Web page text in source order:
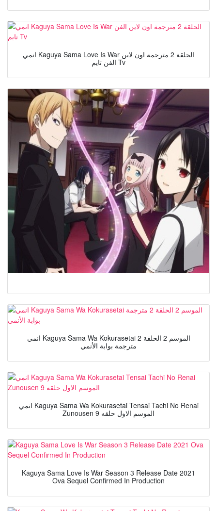
انمي Kaguya Sama Love Is War الحلقة 2 مترجمة اون لاين
الفن تايم Tv
انمي Kaguya Sama Wa Kokurasetai الموسم 2 الحلقة 2
مترجمة بوابة الأنمي
انمي Kaguya Sama Wa Kokurasetai Tensai Tachi No Renai
Zunousen الموسم الاول حلقه 9
Kaguya Sama Love Is War Season 3 Release Date 2021
Ova Sequel Confirmed In Production